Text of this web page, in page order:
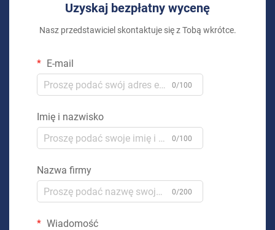
Uzyskaj bezpłatny wycenę
Nasz przedstawiciel skontaktuje się z Tobą wkrótce.
E-mail
0/100
Imię i nazwisko
0/100
Nazwa firmy
0/200
Wiadomość